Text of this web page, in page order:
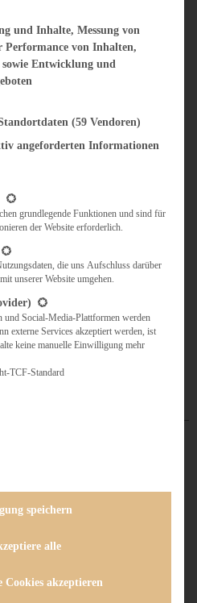
VORSPEISEN
& HERZHAFT
BROTAUFSTRICH
SAUCEN, CHUTNEYS
UNTERWEGS
und Inhalte, Messung von
Performance von Inhalten,
Entwicklung und
(59 Vendoren)
angeforderten Informationen
für die eine Einwilligung erteilt werden
grundlegende Funktionen und sind für
der Website erforderlich.
die uns Aufschluss darüber
unserer Website umgehen.
und Social-Media-Plattformen werden
externe Services akzeptiert werden, ist
keine manuelle Einwilligung mehr
TCF-Standard
speichern
alle
Cookies akzeptieren